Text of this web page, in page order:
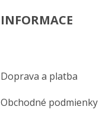
INFORMACE
Doprava a platba
Obchodné podmienky